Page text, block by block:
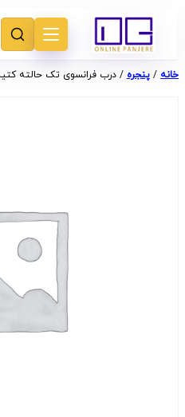
خانه / پنجره / درب فرانسوی تک حالته